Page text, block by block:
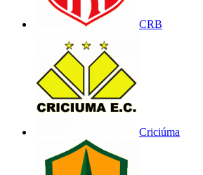
CRB
Criciúma